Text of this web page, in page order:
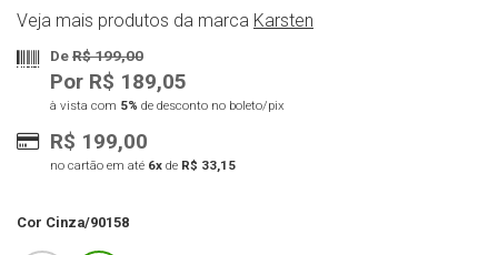
Veja mais produtos da marca Karsten
DeR$ 199,00
Por R$ 189,05
à vista com 5% de desconto no boleto/pix
R$ 199,00
no cartão em até 6x de R$ 33,15
Cor Cinza/90158